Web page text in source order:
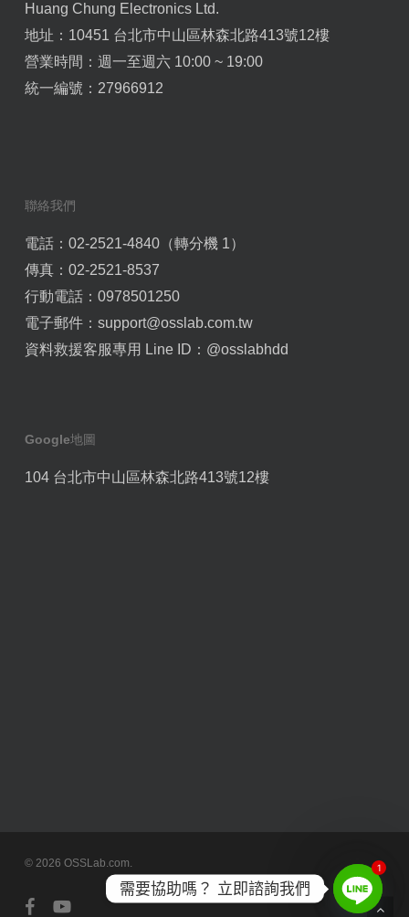
Huang Chung Electronics Ltd.
地址：10451 台北市中山區林森北路413號12樓
營業時間：週一至週六 10:00 ~ 19:00
統一編號：27966912
聯絡我們
電話：02-2521-4840（轉分機 1）
傳真：02-2521-8537
行動電話：0978501250
電子郵件： support@osslab.com.tw
資料救援客服專用 Line ID： @osslabhdd
Google地圖
104 台北市中山區林森北路413號12樓
© 2026 OSSLab.com.
facebookyoutube
1
需要協助嗎？ 立即諮詢我們